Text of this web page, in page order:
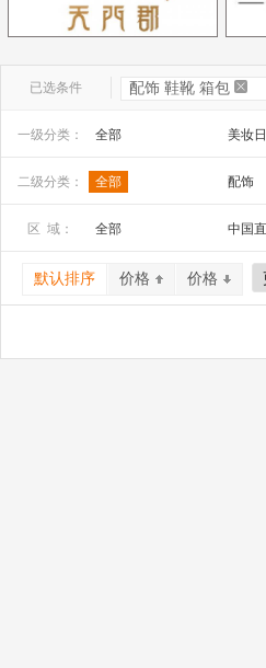
已选条件 配饰 鞋靴 箱包
一级分类： 全部 美妆
安全防护 五金工具
家装建
二级分类： 全部 配饰
区 域： 全部 中国
广西
辽宁省
宁夏
四川省
默认排序 价格 价格